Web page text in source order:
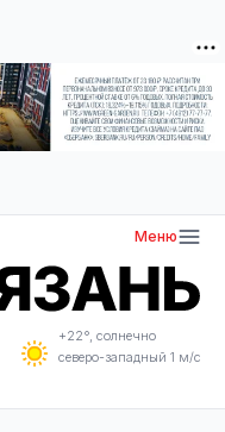
Меню
+22°, солнечно
северо-западный 1 м/с